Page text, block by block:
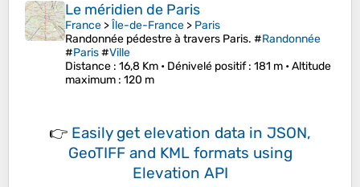
Le méridien de Paris
France >Île-de-France > Paris
Randonnée pédestre à travers Paris. #Randonnée
#Paris#Ville
Distance : 16,8 Km • Dénivelé positif: 181 m •Altitude
maximum : 120 m
👉 Easily get elevation data in JSON,
GeoTIFF and KML formats using
Elevation API